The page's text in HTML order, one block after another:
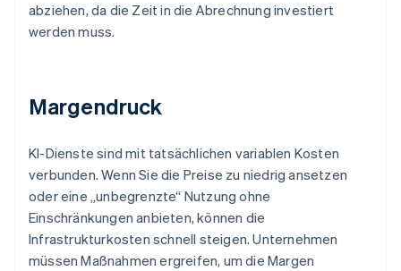
abziehen, da die Zeit in die Abrechnung investiert
werden muss.
Margendruck
KI-Dienste sind mit tatsächlichen variablen Kosten
verbunden. Wenn Sie die Preise zu niedrig ansetzen
oder eine „unbegrenzte“ Nutzung ohne
Einschränkungen anbieten, können die
Infrastrukturkosten schnell steigen. Unternehmen
müssen Maßnahmen ergreifen, um die Margen